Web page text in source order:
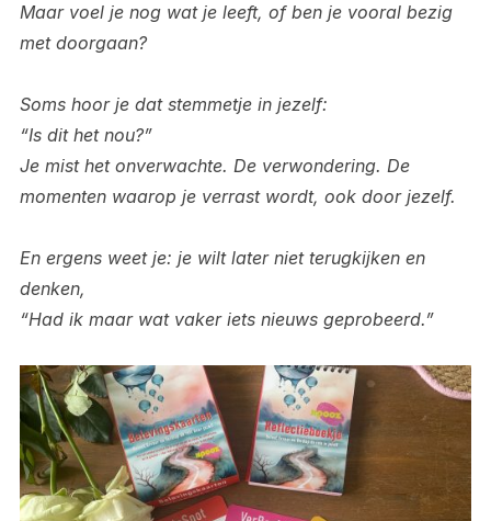
Maar voel je nog wat je leeft, of ben je vooral bezig
met doorgaan?
Soms hoor je dat stemmetje in jezelf:
“Is dit het nou?”
Je mist het onverwachte. De verwondering. De
momenten waarop je verrast wordt, ook door jezelf.
En ergens weet je: je wilt later niet terugkijken en
denken,
“Had ik maar wat vaker iets nieuws geprobeerd.”